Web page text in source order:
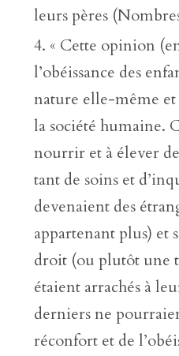
leurs pères
« Cette opinion
l’obéissance des
nature elle-même
la société humaine.
nourrir et à élever
tant de soins et
devenaient des
appartenant plus) et
droit (ou plutôt une
étaient arrachés à
derniers ne
réconfort et de